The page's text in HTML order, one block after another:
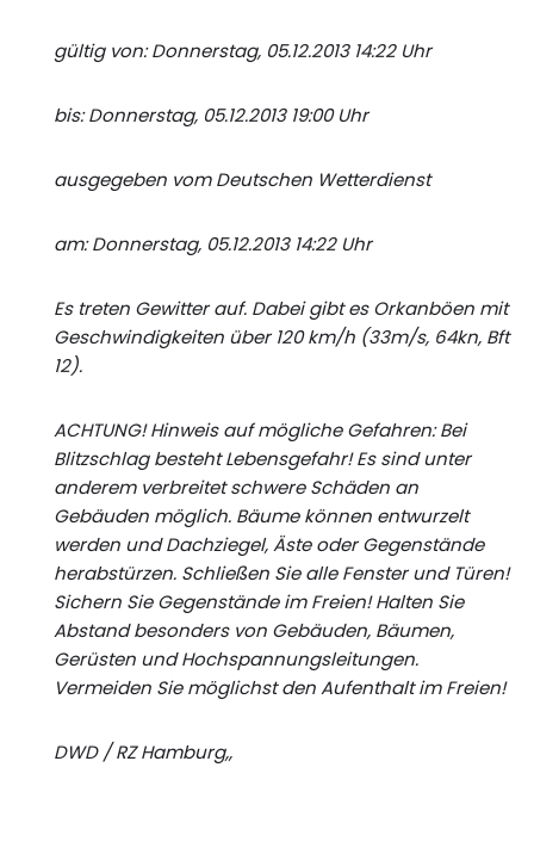
gültig von: Donnerstag, 05.12.2013 14:22 Uhr
bis: Donnerstag, 05.12.2013 19:00 Uhr
ausgegeben vom Deutschen Wetterdienst
am: Donnerstag, 05.12.2013 14:22 Uhr
Es treten Gewitter auf. Dabei gibt es Orkanböen mit
Geschwindigkeiten über 120 km/h (33m/s, 64kn, Bft
12).
ACHTUNG! Hinweis auf mögliche Gefahren: Bei
Blitzschlag besteht Lebensgefahr! Es sind unter
anderem verbreitet schwere Schäden an
Gebäuden möglich. Bäume können entwurzelt
werden und Dachziegel, Äste oder Gegenstände
herabstürzen. Schließen Sie alle Fenster und Türen!
Sichern Sie Gegenstände im Freien! Halten Sie
Abstand besonders von Gebäuden, Bäumen,
Gerüsten und Hochspannungsleitungen.
Vermeiden Sie möglichst den Aufenthalt im Freien!
DWD / RZ Hamburg,,